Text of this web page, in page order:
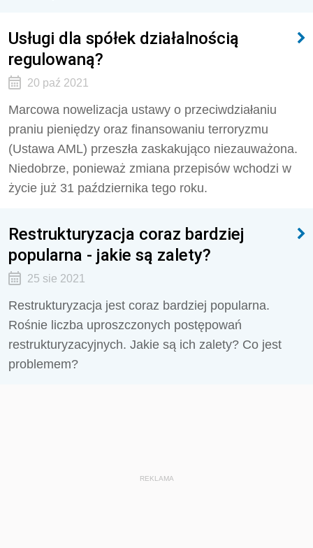
Usługi dla spółek działalnością
regulowaną?
20 paź 2021
Marcowa nowelizacja ustawy o przeciwdziałaniu
praniu pieniędzy oraz finansowaniu terroryzmu
(Ustawa AML) przeszła zaskakująco niezauważona.
Niedobrze, ponieważ zmiana przepisów wchodzi w
życie już 31 października tego roku.
Restrukturyzacja coraz bardziej
popularna - jakie są zalety?
25 sie 2021
Restrukturyzacja jest coraz bardziej popularna.
Rośnie liczba uproszczonych postępowań
restrukturyzacyjnych. Jakie są ich zalety? Co jest
problemem?
REKLAMA